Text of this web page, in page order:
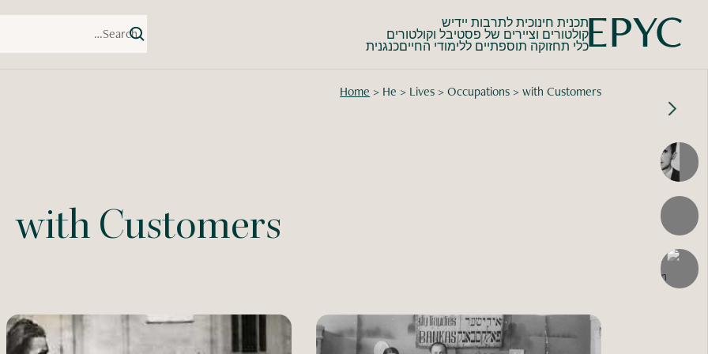
תכנית חינוכית לתרבות יידיש
קולטורים וציירים של פסטיבל וקולטורים
כלי תחזוקה תוספתיים ללימודי החייםכנגנית
Home > He > Lives > Occupations > with Customers
with Customers